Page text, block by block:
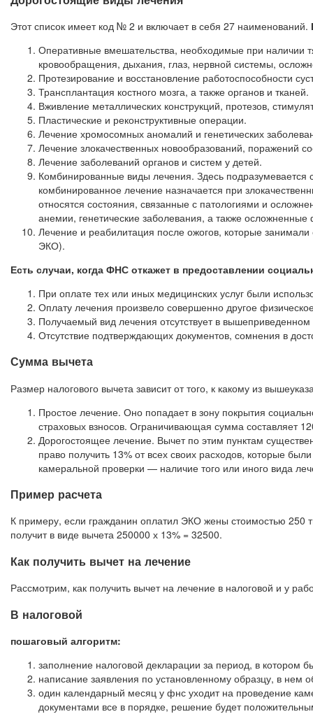
Этот список имеет код № 2 и включает в себя 27 наименований.
Оперативные вмешательства, необходимые при наличии
кровообращения, дыхания, глаз, нервной системы,
Протезирование и восстановление работоспособности
Трансплантация костного мозга, а также органов и тканей.
Вживление металлических конструкций, протезов,
Пластические и реконструктивные операции.
Лечение хромосомных аномалий и генетических
Лечение злокачественных новообразований, поражений
Лечение заболеваний органов и систем у детей.
Комбинированные виды лечения. Здесь подразумевается
комбинированное лечение назначается при
относятся состояния, связанные с патологиями и
анемии, генетические заболевания, а также
Лечение и реабилитация после ожогов, которые
ЭКО).
Есть случаи, когда ФНС откажет в предоставлении
При оплате тех или иных медицинских услуг были
Оплату лечения произвело совершенно другое
Получаемый вид лечения отсутствует в
Отсутствие подтверждающих документов, сомнения в
Сумма вычета
Размер налогового вычета зависит от того, к какому из
Простое лечение. Оно попадает в зону покрытия
страховых взносов. Ограничивающая сумма составляет
Дорогостоящее лечение. Вычет по этим пунктам
право получить 13% от всех своих расходов, которые
камеральной проверки — наличие того или иного вида
Пример расчета
К примеру, если гражданин оплатил ЭКО жены стоимостью 250
получит в виде вычета 250000 х 13% = 32500.
Как получить вычет на лечение
Рассмотрим, как получить вычет на лечение в налоговой и у
В налоговой
пошаговый алгоритм:
заполнение налоговой декларации за период, в котором
написание заявления по установленному образцу, в нем
один календарный месяц у фнс уходит на проведение
документами все в порядке, решение будет